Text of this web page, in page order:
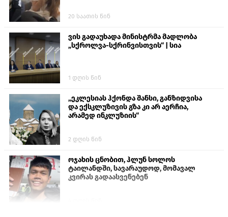
20 საათის წინ
ვის გადაუხადა მინისტრმა მადლობა
„სქროლვა-სქრინვისთვის“ | სია
1 დღის წინ
„ეკლესიას ჰქონდა შანსი, განზიდვისა
და ექსკლუზივის გზა კი არ აერჩია,
არამედ ინკლუზიის“
2 დღის წინ
ოჯახის ცნობით, ჰლუნ სოლოს
ტაილანდში, სავარაუდოდ, მომავალ
კვირას გადაასვენებენ